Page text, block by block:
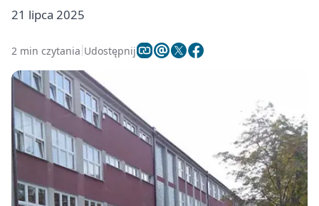
21 lipca 2025
2 min czytania Udostępnij